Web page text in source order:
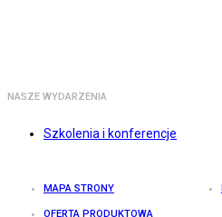
NASZE WYDARZENIA
Szkolenia i konferencje
MAPA STRONY
OFERTA PRODUKTOWA